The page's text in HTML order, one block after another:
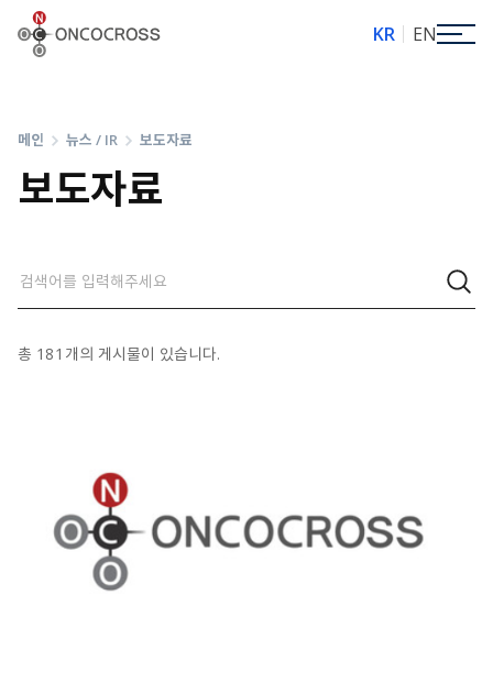
ONCOCROSS
KR EN
메인 뉴스 / IR 보도자료
보도자료
총 181 개의 게시물이 있습니다.